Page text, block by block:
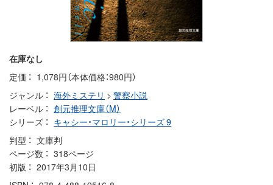
在庫なし
定価
1,078円（本体価格：980円）
ジャンル
海外ミステリ > 警察小説
レーベル
創元推理文庫（M）
シリーズ
キャシー・マロリー・シリーズ 9
判型
文庫判
ページ数
318ページ
初版
2017年3月10日